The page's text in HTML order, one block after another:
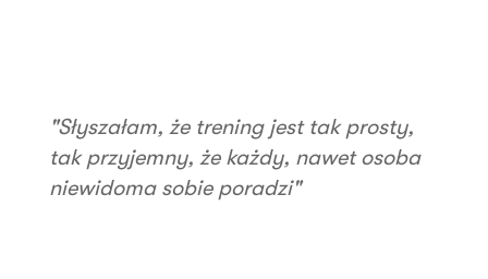
"Słyszałam, że trening jest tak prosty,
tak przyjemny, że każdy, nawet osoba
niewidoma sobie poradzi"